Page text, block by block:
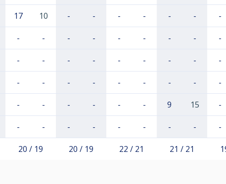
17 10 - - - - - - -
- - - - - - - - -
- - - - - - - - -
- - - - - - - - -
- - - - - - 9 15 -
- - - - - - - - -
20 / 19 20 / 19 22 / 21 21 / 21